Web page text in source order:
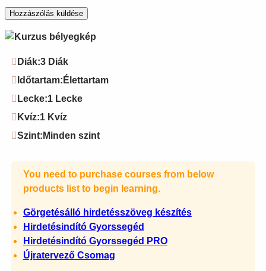
Diák:3 Diák
Időtartam: Élettartam
Lecke:1 Lecke
Kvíz:1 Kvíz
Szint: Minden szint
You need to purchase courses from below
products list to begin learning.
Görgetésálló hirdetésszöveg készítés
Hirdetésindító Gyorssegéd
Hirdetésindító Gyorssegéd PRO
Újratervező Csomag